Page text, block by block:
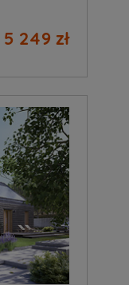
5 249 zł